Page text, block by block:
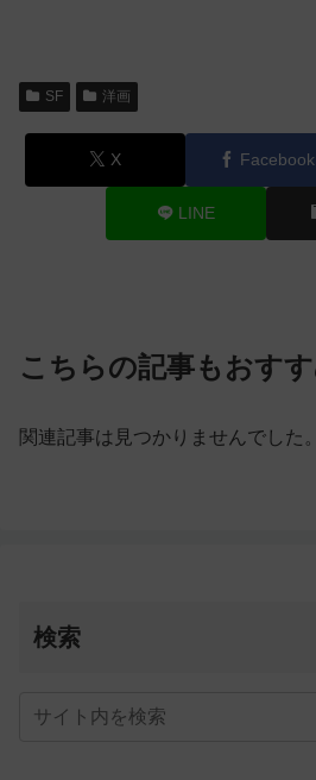
SF 洋画
X Facebook
LINE
こちらの記事もおす
関連記事は見つかりませんでした。
検索